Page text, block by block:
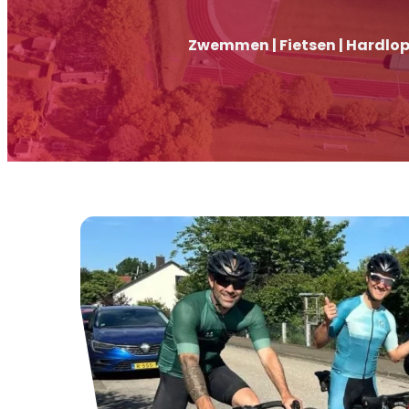
Zwemmen | Fietsen |